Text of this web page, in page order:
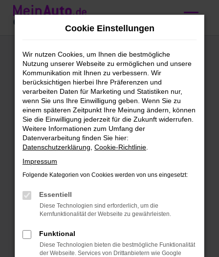
Zum
Hauptinhalt
Mercedes-Benz GLC
220
Gebrauchtwagen
kaufen, leasen oder
finanzieren
Gebrauchtwagen –
vertrauensvoll bei MeinAuto
Gebrauchtwagen kaufen
Bei MeinAuto Gebrauchtwagen finden
Mercedes-Benz GLC 220
Gebrauchtwagen zu attraktiven Preisen.
Cookie Einstellungen
Wir nutzen Cookies, um Ihnen die bestmögliche
Nutzung unserer Webseite zu ermöglichen und unsere
Kommunikation mit Ihnen zu verbessern. Wir
berücksichtigen hierbei Ihre Präferenzen und
verarbeiten Daten für Marketing und Statistiken nur,
wenn Sie uns Ihre Einwilligung geben. Wenn Sie zu
einem späteren Zeitpunkt Ihre Meinung ändern, können
Sie die Einwilligung jederzeit für die Zukunft widerrufen.
Weitere Informationen zum Umfang der
Datenverarbeitung finden Sie hier:
Datenschutzerklärung Cookie-Richtlinie
Impressum
Folgende Kategorien von Cookies werden von uns eingesetzt:
Essentiell
Diese Technologien sind erforderlich, um die
Kernfunktionalität der Webseite zu gewährleisten.
Funktional
Diese Technologien bieten die bestmögliche Funktionalität
der Webseite. Services von Drittanbietern wie Google